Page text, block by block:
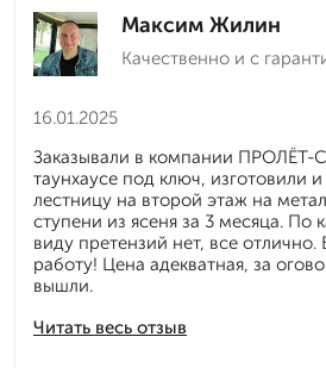
Максим Жилин
Качественно и с
16.01.2025
Читать весь отзыв
Заказывали в компании ПРОЛЁТ-
таунхаусе под ключ, изготовили
лестницу на второй этаж на
ступени из ясеня за 3 месяца. По
виду претензий нет, все отлично.
работу! Цена адекватная, за
вышли.